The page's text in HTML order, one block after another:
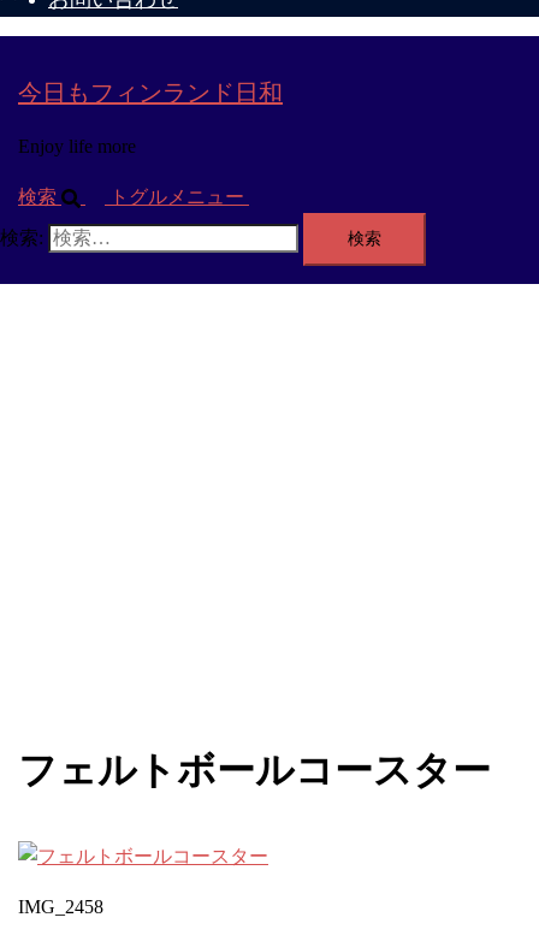
今日もフィンランド日和
Enjoy life more
検索
トグルメニュー
検索:
フェルトボールコースター
IMG_2458